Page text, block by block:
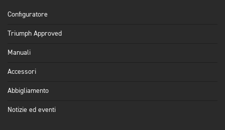
Configuratore
Triumph Approved
Manuali
Accessori
Abbigliamento
Notizie ed eventi